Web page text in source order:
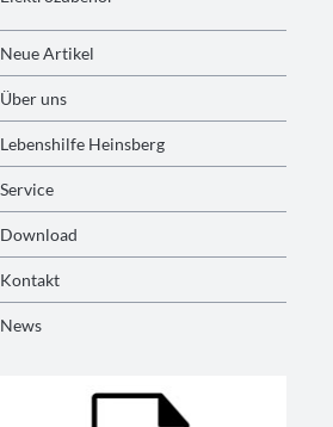
Neue Artikel
Über uns
Lebenshilfe Heinsberg
Service
Download
Kontakt
News